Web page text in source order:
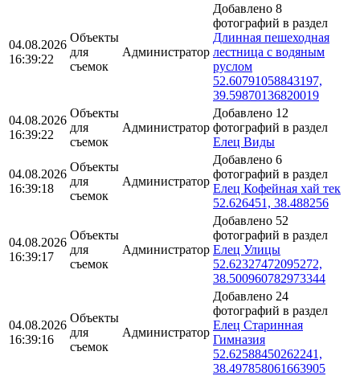
04.08.2026
16:39:22
Объекты
для
съемок
Администратор
Добавлено 8
фотографий в раздел
Длинная пешеходная
лестница с водяным
руслом
52.60791058843197,
39.59870136820019
04.08.2026
16:39:22
Объекты
для
съемок
Администратор
Добавлено 12
фотографий в раздел
Елец Виды
04.08.2026
16:39:18
Объекты
для
съемок
Администратор
Добавлено 6
фотографий в раздел
Елец Кофейная хай тек
52.626451, 38.488256
04.08.2026
16:39:17
Объекты
для
съемок
Администратор
Добавлено 52
фотографий в раздел
Елец Улицы
52.62327472095272,
38.500960782973344
04.08.2026
16:39:16
Объекты
для
съемок
Администратор
Добавлено 24
фотографий в раздел
Елец Старинная
Гимназия
52.62588450262241,
38.497858061663905